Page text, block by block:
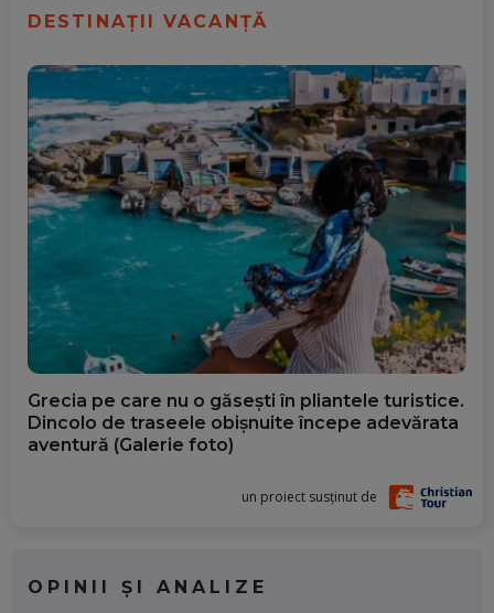
DESTINAȚII VACANȚĂ
Grecia pe care nu o găsești în pliantele turistice.
Dincolo de traseele obișnuite începe adevărata
aventură (Galerie foto)
un proiect susținut de
OPINII ȘI ANALIZE